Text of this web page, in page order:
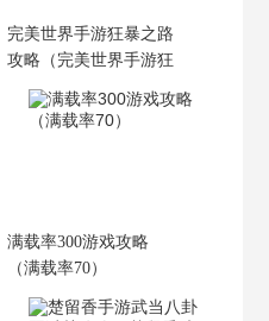
完美世界手游狂暴之路
攻略（完美世界手游狂
暴之路攻略视频）
满载率300游戏攻略
（满载率70）